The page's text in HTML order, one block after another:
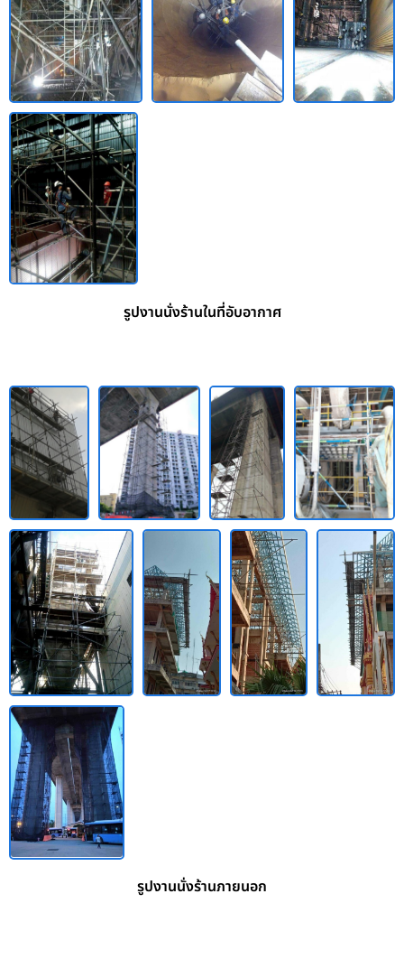
รูปงานนั่งร้านในที่อับอากาศ
รูปงานนั่งร้านภายนอก